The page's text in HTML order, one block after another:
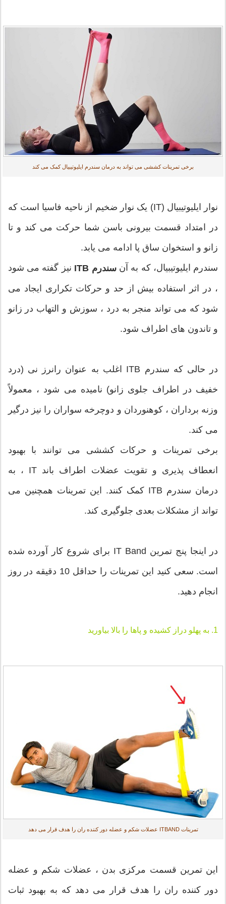
برخی تمرینات کششی می تواند به درمان سندرم ایلیوتیبیال کمک می کند
نوار ایلیوتیبیال (IT) یک نوار ضخیم از ناحیه فاسیا است که
در امتداد قسمت بیرونی باسن شما حرکت می کند و تا
زانو و استخوان ساق پا ادامه می یابد.
سندرم ایلیوتیبیال، که به آنسندرم ITB نیز گفته می شود
، در اثر استفاده بیش از حد و حرکات تکراری ایجاد می
شود که می تواند منجر به درد ، سوزش و التهاب در زانو
و تاندون های اطراف شود.
در حالی که سندرم ITB اغلب به عنوان رانرز نی (درد
خفیف در اطراف جلوی زانو) نامیده می شود ، معمولاً
وزنه برداران ، کوهنوردان و دوچرخه سواران را نیز درگیر
می کند.
برخی تمرینات و حرکات کششی می توانند با بهبود
انعطاف پذیری و تقویت عضلات اطراف باند IT ، به
درمان سندرم ITB کمک کنند. این تمرینات همچنین می
تواند از مشکلات بعدی جلوگیری کند.
در اینجا پنج تمرین IT Band برای شروع کار آورده شده
است. سعی کنید این تمرینات را حداقل 10 دقیقه در روز
انجام دهید.
1. به پهلو دراز کشیده و پاها را بالا بیاورید
تمرینات ITBAND عضلات شکم و عضله دور کننده ران را هدف قرار می دهد
این تمرین قسمت مرکزی بدن ، عضلات شکم و عضله
دور کننده ران را هدف قرار می دهد که به بهبود ثبات